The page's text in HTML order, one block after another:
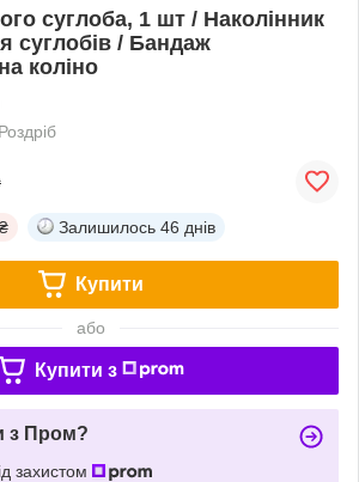
суглоба, 1 шт / Наколінник
суглобів / Бандаж
коліно
Роздріб
Залишилось 46 днів
Купити
або
Купити з
з Пром?
захистом